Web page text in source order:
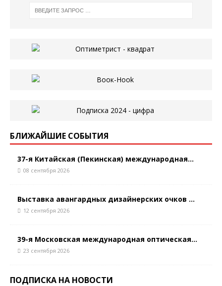
БЛИЖАЙШИЕ СОБЫТИЯ
37-я Китайская (Пекинская) международная...
08 сентября 2026
Выставка авангардных дизайнерских очков ...
12 сентября 2026
39-я Московская международная оптическая...
23 сентября 2026
ПОДПИСКА НА НОВОСТИ